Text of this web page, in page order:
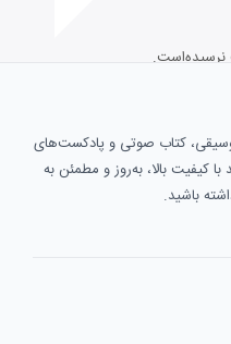
نرسیده‌است.
کتاب صوتی و پادکست‌های
کیفیت بالا، به‌روز و مطمئن به
باشید.